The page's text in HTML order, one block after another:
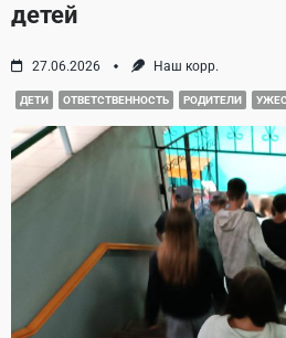
детей
27.06.2026 Наш корр.
ДЕТИ ОТВЕТСТВЕННОСТЬ РОДИТЕЛИ